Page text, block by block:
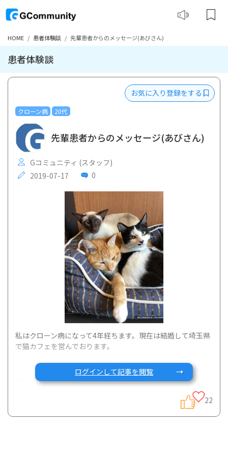
HOME 患者体験談 先輩患者からのメッセージ(あびさん)
患者体験談
クローン病 20代
お気に入り登録をする
先輩患者からのメッセージ(あびさん)
Gコミュニティ (スタッフ)
2019-07-17
0
私はクローン病になって4年経ちます。現在は結婚して埼玉県
で猫カフェを営んでおります。
発病したのは開業する2年前で、当時勤めていた会社で移動が
ログインして記事を閲覧
22